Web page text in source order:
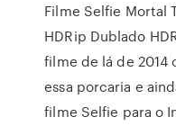
Filme Selfie Mortal
HDRip Dublado
filme de lá de 2014
essa porcaria e
filme Selfie para o